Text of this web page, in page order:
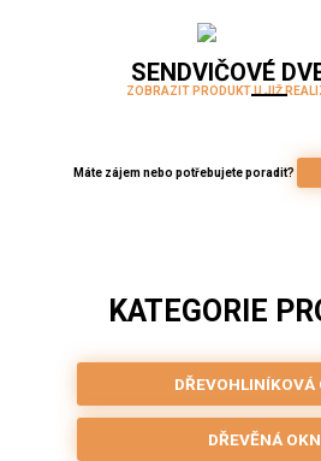
SENDVIČOVÉ
ZOBRAZIT PRODUKT U JIŽ
Máte zájem nebo potřebujete poradit?
KATEGORIE
DŘEVOHLINÍKOVÁ
DŘEVĚNÁ